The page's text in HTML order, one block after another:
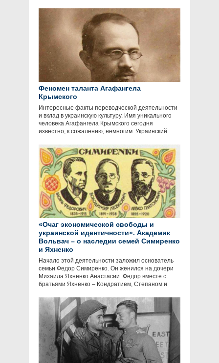
Феномен таланта Агафангела
Крымского
Интересные факты переводческой деятельности
и вклад в украинскую культуру. Имя уникального
человека Агафангела Крымского сегодня
известно, к сожалению, немногим. Украинский
«Очаг экономической свободы и
украинской идентичности». Академик
Вольвач – о наследии семей Симиренко
и Яхненко
Начало этой деятельности заложил основатель
семьи Федор Симиренко. Он женился на дочери
Михаила Яхненко Анастасии. Федор вместе с
братьями Яхненко – Кондратием, Степаном и